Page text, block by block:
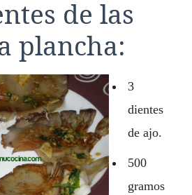
de las
plancha:
3
dientes
de ajo.
500
gramos